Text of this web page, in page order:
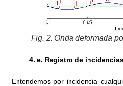
Fig. 2. Onda deformada
4. e. Registro de
Entendemos por incidencia